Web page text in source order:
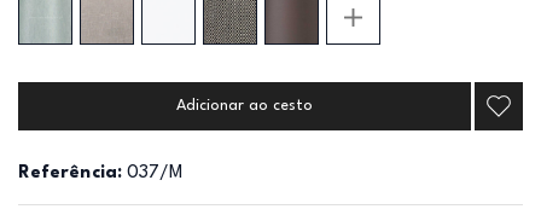
Adicionar ao cesto
Referência: 037/M